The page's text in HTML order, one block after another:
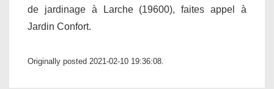
de jardinage à Larche (19600), faites appel à
Jardin Confort.
Originally posted 2021-02-10 19:36:08.